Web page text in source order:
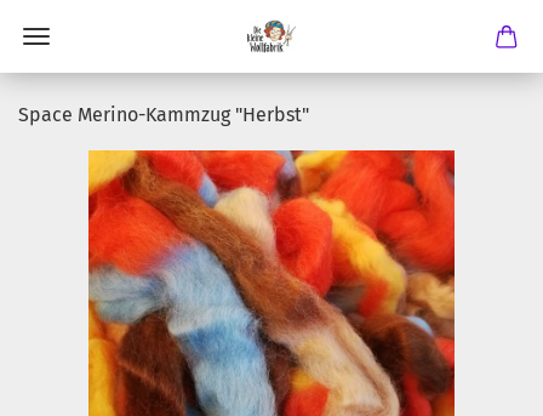
Space Merino-Kammzug "Herbst"